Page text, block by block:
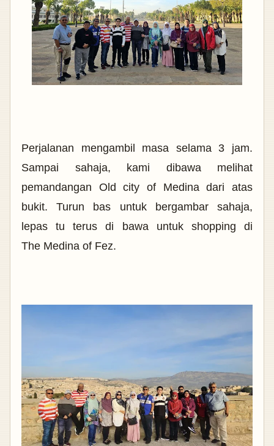
Perjalanan mengambil masa selama 3 jam.
Sampai sahaja, kami dibawa melihat
pemandangan Old city of Medina dari atas
bukit. Turun bas untuk bergambar sahaja,
lepas tu terus di bawa untuk shopping di
The Medina of Fez.